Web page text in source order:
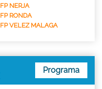
FP NERJA
FP RONDA
FP VELEZ MALAGA
Programa